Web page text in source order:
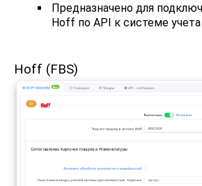
Предназначено для
Hoff по API к системе
Hoff (FBS)